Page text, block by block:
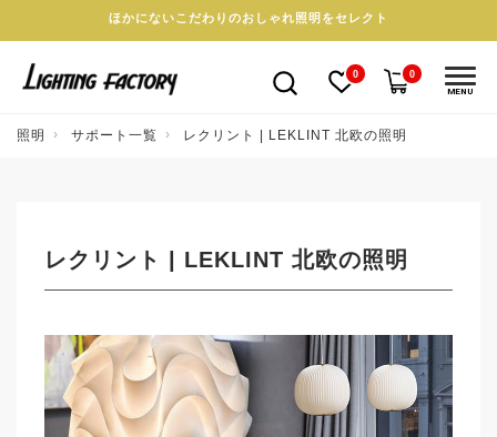
ほかにないこだわりのおしゃれ照明をセレクト
0 0
MENU
照明 サポート一覧 レクリント | LEKLINT 北欧の照明
レクリント | LEKLINT 北欧の照明